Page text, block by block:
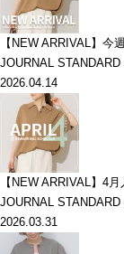
【NEW ARRIVAL】今
JOURNAL
2026.04.14
【NEW ARRIVAL】4
JOURNAL
2026.03.31